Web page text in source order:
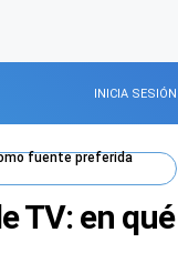
INICIA SESIÓN
fuente preferida
TV: en qué